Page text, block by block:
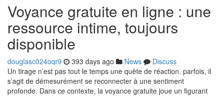
Voyance gratuite en ligne : une
ressource intime, toujours
disponible
douglasc024oqr9 393 days ago News
Discuss
Un tirage n’est pas tout le temps une quête de réaction. parfois, il
s’agit de démesurément se reconnecter à une sentiment
profonde. Dans ce contexte, la voyance gratuite joue un figurant